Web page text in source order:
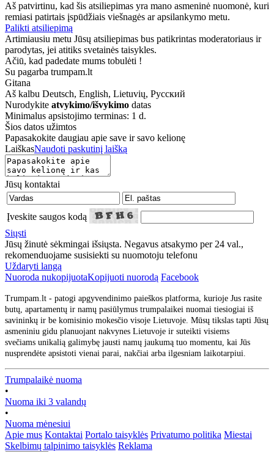
Aš patvirtinu, kad šis atsiliepimas yra mano asmeninė nuomonė, kuri
remiasi patirtais įspūdžiais viešnagės ar apsilankymo metu.
Palikti atsiliepimą
Artimiausiu metu Jūsų atsiliepimas bus patikrintas moderatoriaus ir
parodytas, jei atitiks svetainės taisykles.
Ačiū, kad padedate mums tobulėti !
Su pagarba trumpam.lt
Gitana
Aš kalbu Deutsch, English, Lietuvių, Русский
Nurodykite atvykimo/išvykimo datas
Minimalus apsistojimo terminas: 1 d.
Šios datos užimtos
Papasakokite daugiau apie save ir savo kelionę
LaiškasNaudoti paskutinį laišką
Jūsų kontaktai
Įveskite saugos kodą
Siųsti
Jūsų žinutė sėkmingai išsiųsta. Negavus atsakymo per 24 val.,
rekomenduojame susisiekti su nuomotoju telefonu
Uždaryti langą
Nuoroda nukopijuotaKopijuoti nuorodą Facebook
Trumpam.lt - patogi apgyvendinimo paieškos platforma, kurioje Jus rasite
butų, apartamentų ir namų pasiūlymus trumpalaikei nuomai tiesiogiai iš
savininkų ir be komisinio mokesčio visoje Lietuvoje. Mūsų tikslas tapti Jūsų
asmeniniu gidu planuojant nakvynes Lietuvoje ir suteikti visiems
svečiams unikalią galimybę jausti namų jaukumą tuo momentu, kai Jūs
nusprendėte apsistoti vienai parai, nakčiai arba ilgesniam laikotarpiui.
Trumpalaikė nuoma
•
Nuoma iki 3 valandų
•
Nuoma mėnesiui
Apie mus Kontaktai Portalo taisyklės Privatumo politika Miestai
Skelbimų talpinimo taisyklės Reklama